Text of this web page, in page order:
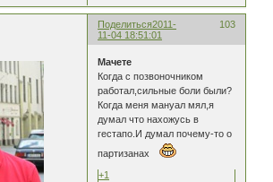
Поделиться 103
2011-
11-04 18:51:01
Мачете
Когда с позвоночником
работал,сильные боли были?
Когда меня мануал мял,я
думал что нахожусь в
гестапо.И думал почему-то о
партизанах
+1